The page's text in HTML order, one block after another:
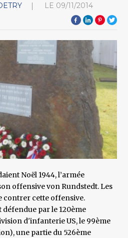
LE 09/11/2014
Noël 1944, l’armée
offensive von Rundstedt. Les
contrer cette offensive.
par le 120ème
d'infanterie US, le 99ème
une partie du 526ème